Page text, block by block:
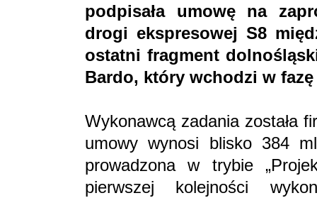
podpisała umowę na
drogi ekspresowej S8
ostatni fragment
Bardo, który wchodzi w
Wykonawcą zadania została
umowy wynosi blisko 384
prowadzona w trybie
pierwszej kolejności